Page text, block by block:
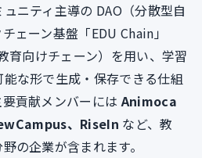
ニティ主導の DAO（分散型自
ェーン基盤「EDU Chain」
育向けチェーン）を用い、学習
な形で生成・保存できる仕組
貢献メンバーにはAnimoca
、RiseIn など、教
の企業が含まれます。